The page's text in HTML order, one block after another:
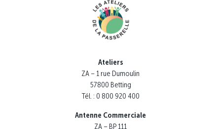
Ateliers
ZA – 1 rue Dumoulin
57800 Betting
Tél. : 0 800 920 400
Antenne Commerciale
ZA – BP 111